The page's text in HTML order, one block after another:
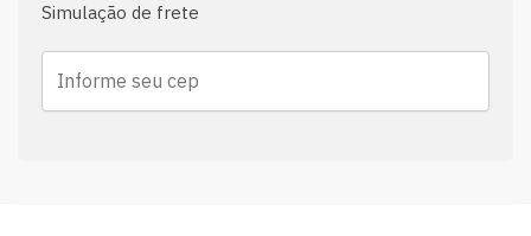
Simulação de frete